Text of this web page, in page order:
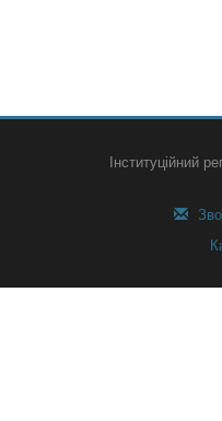
Інституційний